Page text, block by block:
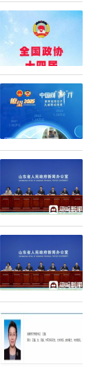
药文化健康
验到中药
品鉴、中药
与时下流行
了中老年
，丰富有趣
赢得一致好